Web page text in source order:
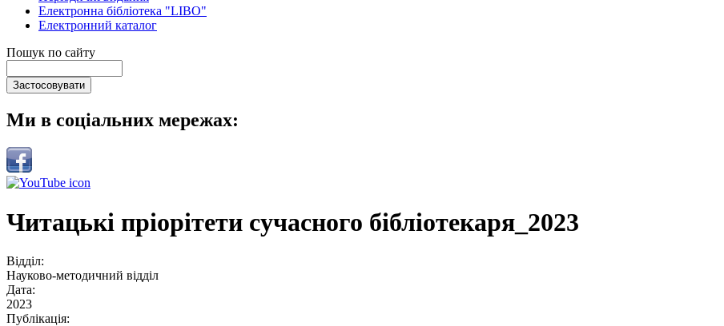
Електронна бібліотека "LIBO"
Електронний каталог
Пошук по сайту
Ми в соціальних мережах:
Читацькі пріорітети сучасного бібліотекаря_2023
Відділ:
Науково-методичний відділ
Дата:
2023
Публікація: